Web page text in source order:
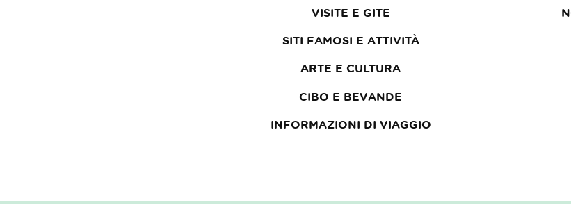
VISITE E GITE
SITI FAMOSI E ATTIVITÀ
ARTE E CULTURA
CIBO E BEVANDE
INFORMAZIONI DI VIAGGIO